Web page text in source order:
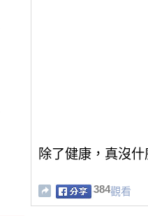
除了健康，真沒
384觀看